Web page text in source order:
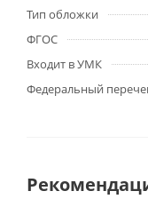
Тип обложки
ФГОС
Входит в УМК
Федеральный